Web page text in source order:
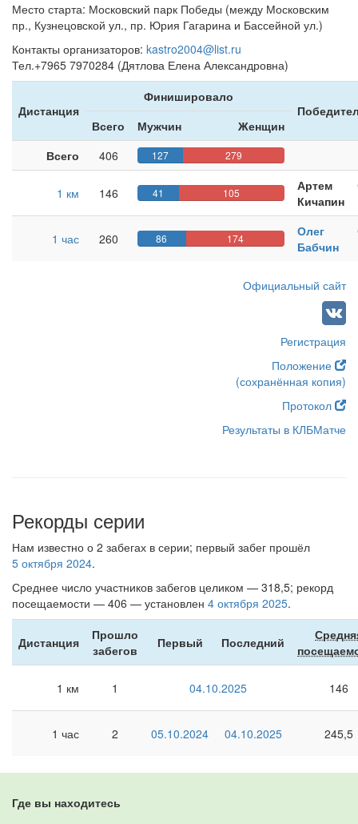
Место старта: Московский парк Победы (между Московским
пр., Кузнецовской ул., пр. Юрия Гагарина и Бассейной ул.)
Контакты организаторов: kastro2004@list.ru
Тел.+7965 7970284 (Дятлова Елена Александровна)
Дистанция
Финишировало
Всего
Мужчин
Женщин
Всего
406 127 279
1 км 146 41 105
Артем
Кичапин
1 час 260 86 174
Олег
Бабчин
Официальный сайт
Регистрация
Положение
(сохранённая копия)
Протокол
Результаты в КЛБМатче
Рекорды серии
Нам известно о 2 забегах в серии; первый забег прошёл
5 октября 2024.
Среднее число участников забегов целиком — 318,5; рекорд
посещаемости — 406 — установлен 4 октября 2025.
Дистанция
Прошло
забегов
Первый Последний
1 км 1 04.10.2025 146
1 час 2 05.10.2024 04.10.2025 245,5
Где вы находитесь